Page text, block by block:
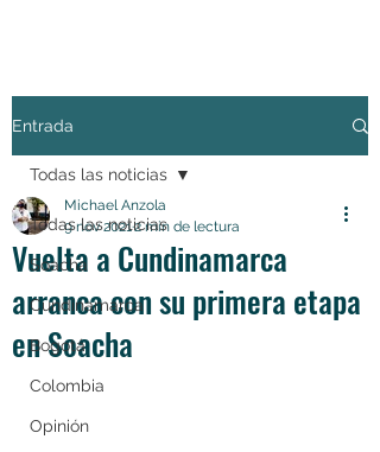
Entrada
Todas las noticias
Soacha
Cundinamarca
Bogotá
Colombia
Opinión
Todas las noticias
Vuelta a Cundinamarca
arranca con su primera etapa
en Soacha
Michael Anzola
9 nov 20212 min de lectura